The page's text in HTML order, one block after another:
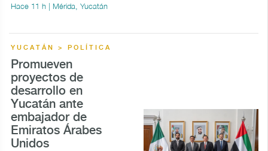
Hace 11 h | Mérida, Yucatán
YUCATÁN > POLÍTICA
Promueven
proyectos de
desarrollo en
Yucatán ante
embajador de
Emiratos Árabes
Unidos